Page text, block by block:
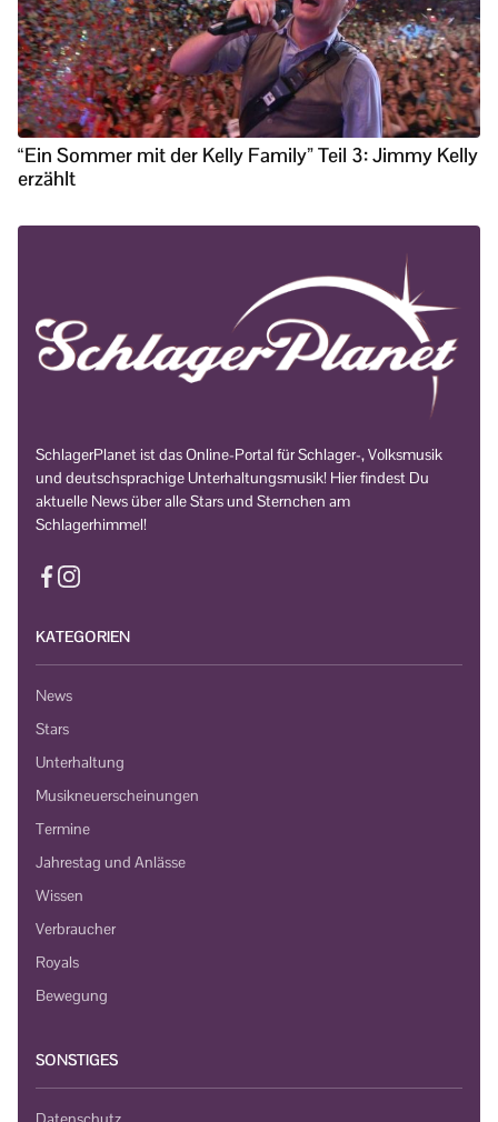
“Ein Sommer mit der Kelly Family” Teil 3: Jimmy Kelly
erzählt
SchlagerPlanet ist das Online-Portal für Schlager-, Volksmusik
und deutschsprachige Unterhaltungsmusik! Hier findest Du
aktuelle News über alle Stars und Sternchen am
Schlagerhimmel!
KATEGORIEN
News
Stars
Unterhaltung
Musikneuerscheinungen
Termine
Jahrestag und Anlässe
Wissen
Verbraucher
Royals
Bewegung
SONSTIGES